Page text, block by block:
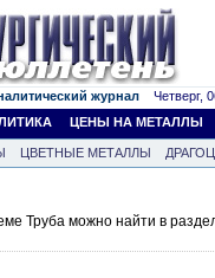
журнал Четверг,
ЦЕНЫ НА МЕТАЛЛЫ
ЦВЕТНЫЕ МЕТАЛЛЫ
Труба можно найти в